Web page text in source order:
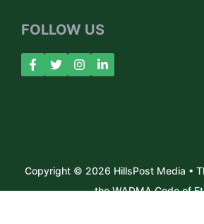
FOLLOW US
Copyright © 2026 HillsPost Media •
the WADMA Code of